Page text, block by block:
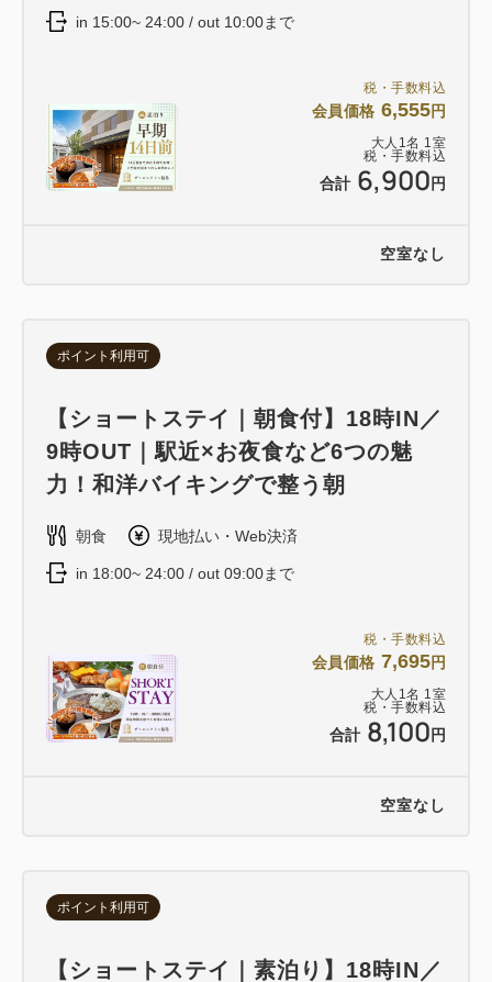
税・手数料込
会員価格 6,555円
大人 1 名 1 室
税・手数料込
合計 6,900 円
in 15:00~ 24:00 / out 10:00まで
空室なし
税・手数料込
会員価格 7,695円
大人 1 名 1 室
税・手数料込
合計 8,100 円
ポイント利用可
【ショートステイ｜朝食付】18時IN／
9時OUT｜駅近×お夜食など6つの魅
力！和洋バイキングで整う朝
朝食 現地払い・Web決済
in 18:00~ 24:00 / out 09:00まで
空室なし
ポイント利用可
【ショートステイ｜素泊り】18時IN／